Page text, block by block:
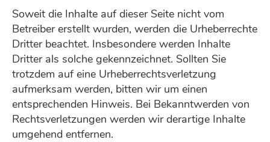
Soweit die Inhalte auf dieser Seite nicht vom
Betreiber erstellt wurden, werden die Urheberrechte
Dritter beachtet. Insbesondere werden Inhalte
Dritter als solche gekennzeichnet. Sollten Sie
trotzdem auf eine Urheberrechtsverletzung
aufmerksam werden, bitten wir um einen
entsprechenden Hinweis. Bei Bekanntwerden von
Rechtsverletzungen werden wir derartige Inhalte
umgehend entfernen.